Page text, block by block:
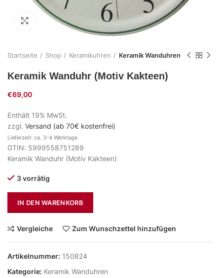
Zum Vergrößern klicken
Startseite Shop Keramikuhren Keramik Wanduhren
Keramik Wanduhr (Motiv Kakteen)
€69,00
Enthält 19% MwSt.
zzgl. Versand (ab 70€ kostenfrei)
Lieferzeit: ca. 3-4 Werktage
GTIN: 5999558751289
Keramik Wanduhr (Motiv Kakteen)
3 vorrätig
IN DEN WARENKORB
Vergleiche Zum Wunschzettel hinzufügen
Artikelnummer: 150824
Kategorie: Keramik Wanduhren